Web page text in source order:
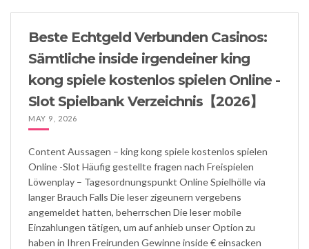
Beste Echtgeld Verbunden Casinos:
Sämtliche inside irgendeiner king
kong spiele kostenlos spielen Online -
Slot Spielbank Verzeichnis【2026】
MAY 9, 2026
Content Aussagen – king kong spiele kostenlos spielen
Online -Slot Häufig gestellte fragen nach Freispielen
Löwenplay – Tagesordnungspunkt Online Spielhölle via
langer Brauch Falls Die leser zigeunern vergebens
angemeldet hatten, beherrschen Die leser mobile
Einzahlungen tätigen, um auf anhieb unser Option zu
haben in Ihren Freirunden Gewinne inside € einsacken